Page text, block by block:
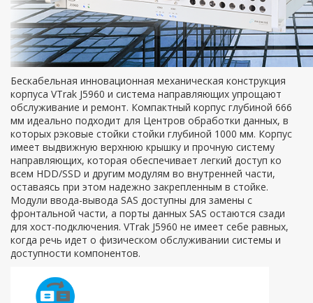
Бескабельная инновационная механическая конструкция
корпуса VTrak J5960 и система направляющих упрощают
обслуживание и ремонт. Компактный корпус глубиной 666
мм идеально подходит для Центров обработки данных, в
которых рэковые стойки стойки глубиной 1000 мм. Корпус
имеет выдвижную верхнюю крышку и прочную систему
направляющих, которая обеспечивает легкий доступ ко
всем HDD/SSD и другим модулям во внутренней части,
оставаясь при этом надежно закрепленным в стойке.
Модули ввода-вывода SAS доступны для замены с
фронтальной части, а порты данных SAS остаются сзади
для хост-подключения. VTrak J5960 не имеет себе равных,
когда речь идет о физическом обслуживании системы и
доступности компонентов.